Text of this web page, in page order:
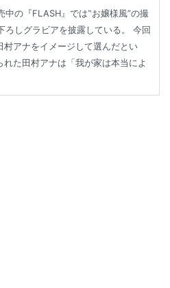
中の『FLASH』では‟お嬢様風”の撮
ろしグラビアを披露している。 今回
アナをイメージして選んだとい
た田村アナは「我が家は本当によ